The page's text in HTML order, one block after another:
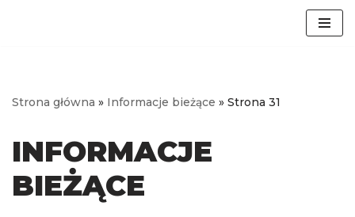
Strona główna » Informacje bieżące » Strona 31
INFORMACJE
BIEŻĄCE